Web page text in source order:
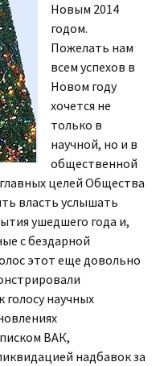
Новым 2014
годом.
Пожелать нам
всем успехов в
Новом году
хочется не
только в
научной, но и в
общественной
целей Общества
власть услышать
ушедшего года и,
с бездарной
этот еще довольно
научных
ВАК,
надбавок за